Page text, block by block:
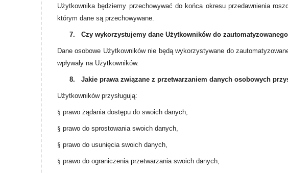
Użytkownika będziemy przechowywać do końca okresu przedawnienia
którym dane są przechowywane.
7. Czy wykorzystujemy dane Użytkowników do
Dane osobowe Użytkowników nie będą wykorzystywane do
wpływały na Użytkowników.
8. Jakie prawa związane z przetwarzaniem danych osobowych
Użytkowników przysługują:
§ prawo żądania dostępu do swoich danych,
§ prawo do sprostowania swoich danych,
§ prawo do usunięcia swoich danych,
§ prawo do ograniczenia przetwarzania swoich danych,